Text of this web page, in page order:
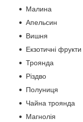
Малина
Апельсин
Вишня
Екзотичні фрукти
Троянда
Різдво
Полуниця
Чайна троянда
Магнолія